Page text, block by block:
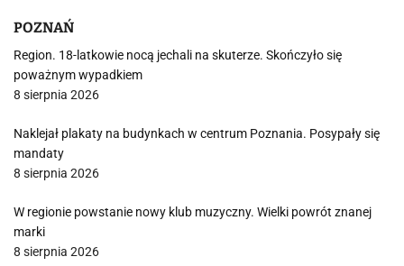
POZNAŃ
Region. 18-latkowie nocą jechali na skuterze. Skończyło się
poważnym wypadkiem
8 sierpnia 2026
Naklejał plakaty na budynkach w centrum Poznania. Posypały się
mandaty
8 sierpnia 2026
W regionie powstanie nowy klub muzyczny. Wielki powrót znanej
marki
8 sierpnia 2026